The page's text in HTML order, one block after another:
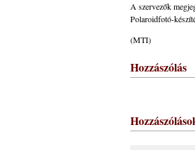
A szervezők
Polaroidfotó-
(MTI)
Hozzászólás